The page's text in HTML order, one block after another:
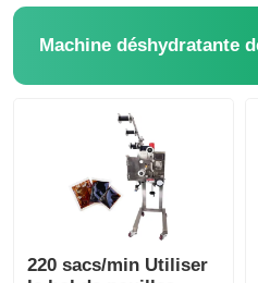
220 sacs/min Utiliser